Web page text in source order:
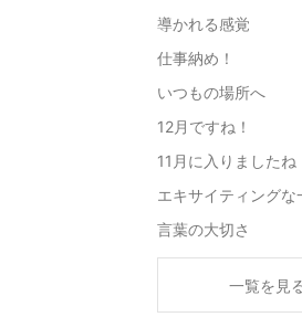
導かれる感覚
仕事納め！
いつもの場所へ
12月ですね！
11月に入りましたね
エキサイティングな
言葉の大切さ
一覧を見